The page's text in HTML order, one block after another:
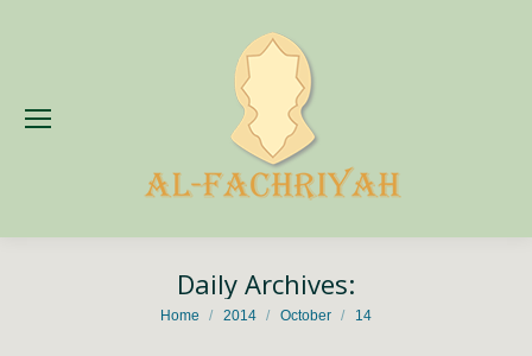
Daily Archives:
You are here:
Home 2014 October 14